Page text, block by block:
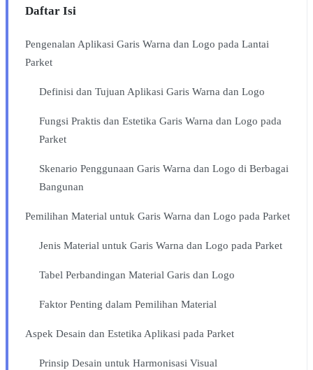
Daftar Isi
Pengenalan Aplikasi Garis Warna dan Logo pada Lantai
Parket
Definisi dan Tujuan Aplikasi Garis Warna dan Logo
Fungsi Praktis dan Estetika Garis Warna dan Logo pada
Parket
Skenario Penggunaan Garis Warna dan Logo di Berbagai
Bangunan
Pemilihan Material untuk Garis Warna dan Logo pada Parket
Jenis Material untuk Garis Warna dan Logo pada Parket
Tabel Perbandingan Material Garis dan Logo
Faktor Penting dalam Pemilihan Material
Aspek Desain dan Estetika Aplikasi pada Parket
Prinsip Desain untuk Harmonisasi Visual